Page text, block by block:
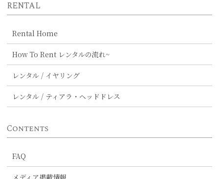
RENTAL
Rental Home
レンタル / イヤリング
How To Rent レンタルの流れ~
レンタル / ティアラ・ヘッドドレス
Contents
メディア掲載情報
FAQ